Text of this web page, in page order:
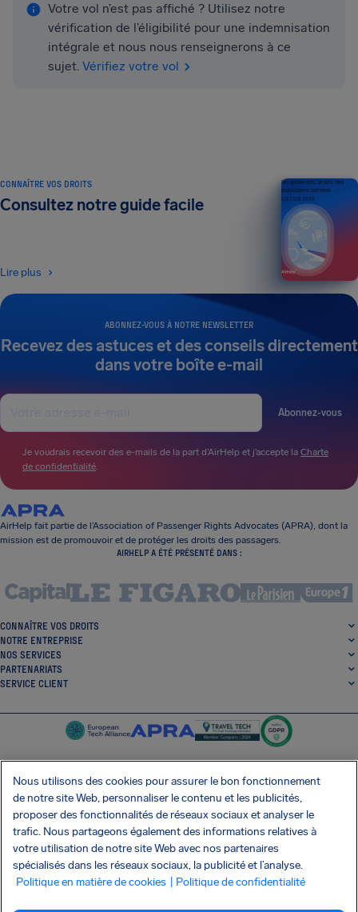
Votre vol n’est pas affiché ? Utilisez notre
vérification de l’éligibilité pour une indemnisation
intégrale et nous nous renseignerons à ce
sujet. Vérifiez votre vol
ABONNEZ-VOUS À NOTRE NEWSLETTER
Recevez des astuces et des conseils directement
dans votre boîte e-mail
Abonnez-vous
Je voudrais recevoir des e-mails de la part d’AirHelp et j’accepte la Charte
de confidentialité.
CONNAÎTRE VOS DROITS
Consultez notre guide facile
Lire plus
Un guide des droits des
passagers aériens
ÉDITION 2026
AirHelp fait partie de l’Association of Passenger Rights Advocates (APRA), dont la
mission est de promouvoir et de protéger les droits des passagers.
AIRHELP A ÉTÉ PRÉSENTÉ DANS :
CONNAÎTRE VOS DROITS
NOTRE ENTREPRISE
NOS SERVICES
PARTENARIATS
SERVICE CLIENT
SocialFacebook
SocialTwitter
SocialInstagram
SocialLinkedin
OBTENEZ NOTRE APPLI GRATUITE
Nous utilisons des cookies pour assurer le bon fonctionnement
de notre site Web, personnaliser le contenu et les publicités,
proposer des fonctionnalités de réseaux sociaux et analyser le
trafic. Nous partageons également des informations relatives à
votre utilisation de notre site Web avec nos partenaires
spécialisés dans les réseaux sociaux, la publicité et l’analyse.
Politique en matière de cookies
| Politique de confidentialité